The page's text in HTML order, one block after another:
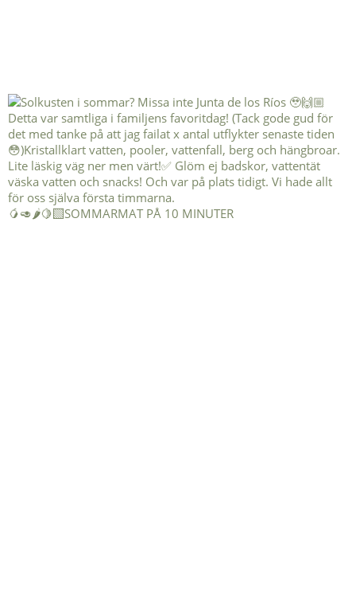
🥭🥑🌶️🍋‍🟩SOMMARMAT PÅ 10 MINUTER